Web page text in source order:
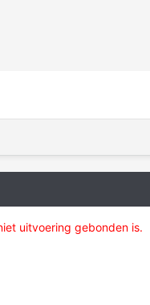
uitvoering gebonden is.